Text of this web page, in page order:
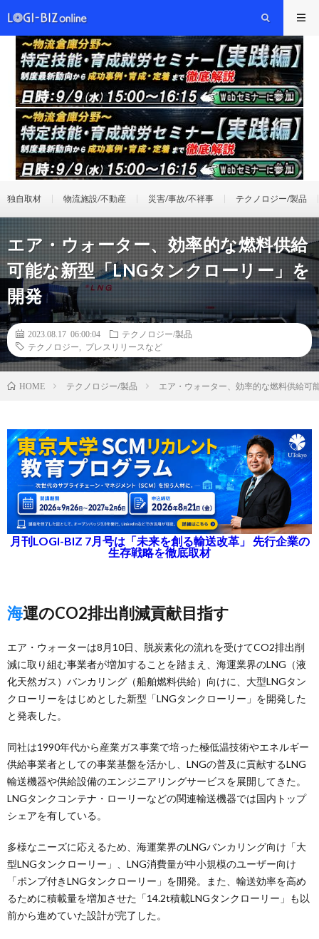
独自取材 物流施設/不動産 災害/事故/不祥事 テクノロジー/製品
エア・ウォーター、効率的な燃料供給
可能な新型「LNGタンクローリー」を
開発
2023.08.17 06:00:04
テクノロジー/製品
テクノロジー
プレスリリースなど
HOME テクノロジー/製品 エア・ウォーター、効率的な燃料供給可
月刊LOGI-BIZ 7月号は「未来を創る輸送改革」 先行企業の
生存戦略を徹底取材
海運のCO2排出削減貢献目指す
エア・ウォーターは8月10日、脱炭素化の流れを受けてCO2排出削
減に取り組む事業者が増加することを踏まえ、海運業界のLNG（液
化天然ガス）バンカリング（船舶燃料供給）向けに、大型LNGタン
クローリーをはじめとした新型「LNGタンクローリー」を開発した
と発表した。
同社は1990年代から産業ガス事業で培った極低温技術やエネルギー
供給事業者としての事業基盤を活かし、LNGの普及に貢献するLNG
輸送機器や供給設備のエンジニアリングサービスを展開してきた。
LNGタンクコンテナ・ローリーなどの関連輸送機器では国内トップ
シェアを有している。
多様なニーズに応えるため、海運業界のLNGバンカリング向け「大
型LNGタンクローリー」、LNG消費量が中小規模のユーザー向け
「ポンプ付きLNGタンクローリー」を開発。また、輸送効率を高め
るために積載量を増加させた「14.2t積載LNGタンクローリー」も以
前から進めていた設計が完了した。